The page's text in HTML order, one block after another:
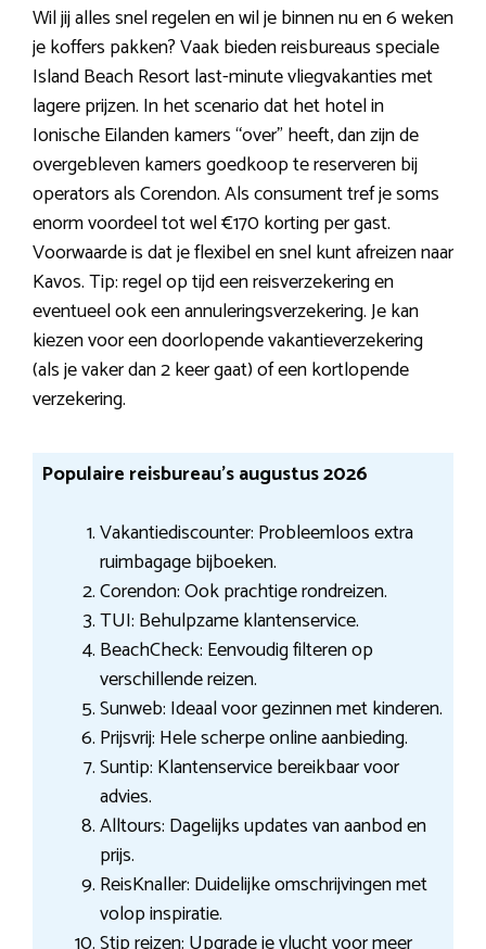
Wil jij alles snel regelen en wil je binnen nu en 6 weken
je koffers pakken? Vaak bieden reisbureaus speciale
Island Beach Resort last-minute vliegvakanties met
lagere prijzen. In het scenario dat het hotel in
Ionische Eilanden kamers “over” heeft, dan zijn de
overgebleven kamers goedkoop te reserveren bij
operators als Corendon. Als consument tref je soms
enorm voordeel tot wel €170 korting per gast.
Voorwaarde is dat je flexibel en snel kunt afreizen naar
Kavos. Tip: regel op tijd een reisverzekering en
eventueel ook een annuleringsverzekering. Je kan
kiezen voor een doorlopende vakantieverzekering
(als je vaker dan 2 keer gaat) of een kortlopende
verzekering.
Populaire reisbureau’s augustus 2026
Vakantiediscounter: Probleemloos extra
ruimbagage bijboeken.
Corendon: Ook prachtige rondreizen.
TUI: Behulpzame klantenservice.
BeachCheck: Eenvoudig filteren op
verschillende reizen.
Sunweb: Ideaal voor gezinnen met kinderen.
Prijsvrij: Hele scherpe online aanbieding.
Suntip: Klantenservice bereikbaar voor
advies.
Alltours: Dagelijks updates van aanbod en
prijs.
ReisKnaller: Duidelijke omschrijvingen met
volop inspiratie.